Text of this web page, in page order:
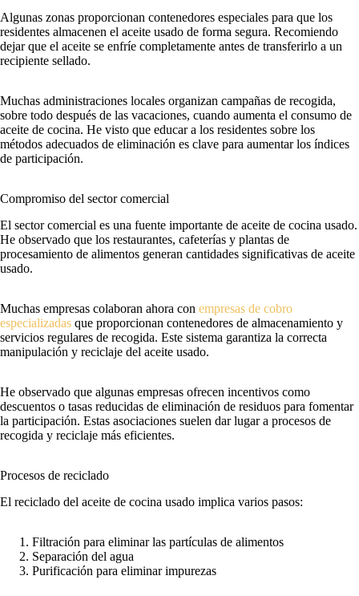
Algunas zonas proporcionan contenedores especiales para que los
residentes almacenen el aceite usado de forma segura. Recomiendo
dejar que el aceite se enfríe completamente antes de transferirlo a un
recipiente sellado.
Muchas administraciones locales organizan campañas de recogida,
sobre todo después de las vacaciones, cuando aumenta el consumo de
aceite de cocina. He visto que educar a los residentes sobre los
métodos adecuados de eliminación es clave para aumentar los índices
de participación.
Compromiso del sector comercial
El sector comercial es una fuente importante de aceite de cocina usado.
He observado que los restaurantes, cafeterías y plantas de
procesamiento de alimentos generan cantidades significativas de aceite
usado.
Muchas empresas colaboran ahora con empresas de cobro
especializadas que proporcionan contenedores de almacenamiento y
servicios regulares de recogida. Este sistema garantiza la correcta
manipulación y reciclaje del aceite usado.
He observado que algunas empresas ofrecen incentivos como
descuentos o tasas reducidas de eliminación de residuos para fomentar
la participación. Estas asociaciones suelen dar lugar a procesos de
recogida y reciclaje más eficientes.
Procesos de reciclado
El reciclado del aceite de cocina usado implica varios pasos:
Filtración para eliminar las partículas de alimentos
Separación del agua
Purificación para eliminar impurezas